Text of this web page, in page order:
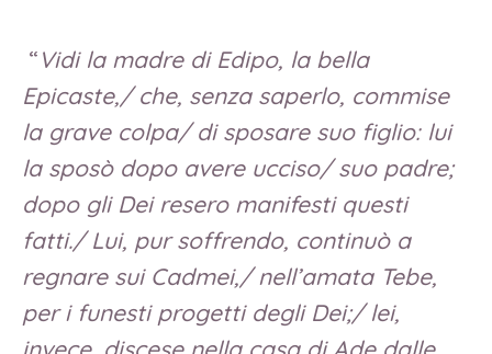
“Vidi la madre di Edipo, la bella
Epicaste,/ che, senza saperlo, commise
la grave colpa/ di sposare suo figlio: lui
la sposò dopo avere ucciso/ suo padre;
dopo gli Dei resero manifesti questi
fatti./ Lui, pur soffrendo, continuò a
regnare sui Cadmei,/ nell’amata Tebe,
per i funesti progetti degli Dei;/ lei,